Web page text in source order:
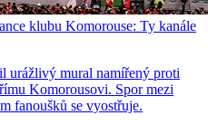
klubu Komorouse: Ty kanále
urážlivý mural namířený proti
Komorousovi. Spor mezi
fanoušků se vyostřuje.